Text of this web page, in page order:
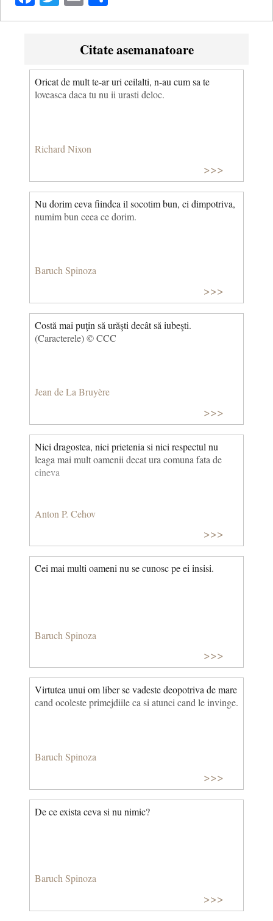
Citate asemanatoare
Oricat de mult te-ar uri ceilalti, n-au cum sa te
loveasca daca tu nu ii urasti deloc.
Richard Nixon
>>>
Nu dorim ceva fiindca il socotim bun, ci dimpotriva,
numim bun ceea ce dorim.
Baruch Spinoza
>>>
Costă mai puţin să urăşti decât să iubeşti.
(Caracterele) © CCC
Jean de La Bruyère
>>>
Nici dragostea, nici prietenia si nici respectul nu
leaga mai mult oamenii decat ura comuna fata de
cineva
Anton P. Cehov
>>>
Cei mai multi oameni nu se cunosc pe ei insisi.
Baruch Spinoza
>>>
Virtutea unui om liber se vadeste deopotriva de mare
cand ocoleste primejdiile ca si atunci cand le invinge.
Baruch Spinoza
>>>
De ce exista ceva si nu nimic?
Baruch Spinoza
>>>